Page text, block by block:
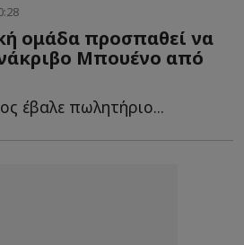
ομάδα προσπαθεί να
Μπουένο από
έβαλε πωλητήριο...